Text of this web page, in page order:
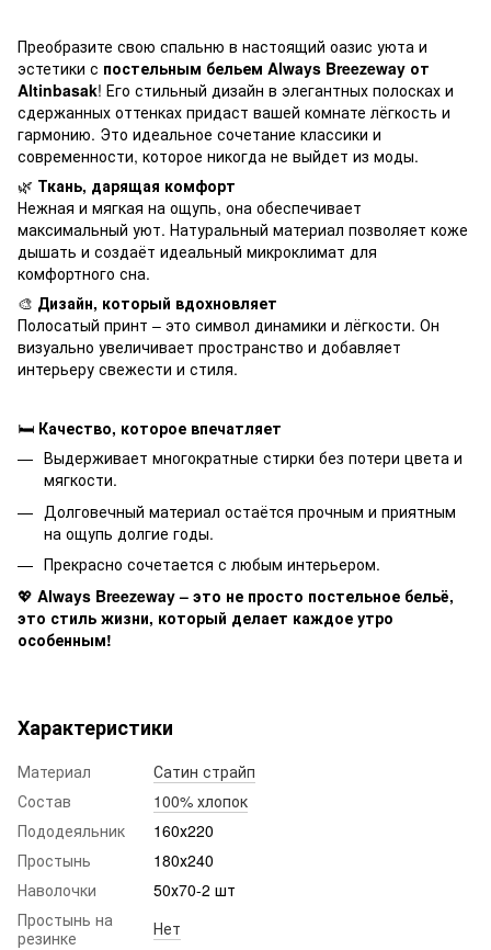
Преобразите свою спальню в настоящий оазис уюта и
эстетики с постельным бельем Always Breezeway от
Altinbasak! Его стильный дизайн в элегантных полосках и
сдержанных оттенках придаст вашей комнате лёгкость и
гармонию. Это идеальное сочетание классики и
современности, которое никогда не выйдет из моды.
🌿 Ткань, дарящая комфорт
Нежная и мягкая на ощупь, она обеспечивает
максимальный уют. Натуральный материал позволяет коже
дышать и создаёт идеальный микроклимат для
комфортного сна.
🎨 Дизайн, который вдохновляет
Полосатый принт – это символ динамики и лёгкости. Он
визуально увеличивает пространство и добавляет
интерьеру свежести и стиля.
🛏 Качество, которое впечатляет
Выдерживает многократные стирки без потери цвета и
мягкости.
Долговечный материал остаётся прочным и приятным
на ощупь долгие годы.
Прекрасно сочетается с любым интерьером.
💖 Always Breezeway – это не просто постельное бельё,
это стиль жизни, который делает каждое утро
особенным!
Характеристики
Материал
Сатин страйп
Состав
100% хлопок
Пододеяльник
160х220
Простынь
180х240
Наволочки
50х70-2 шт
Простынь на
резинке
Нет